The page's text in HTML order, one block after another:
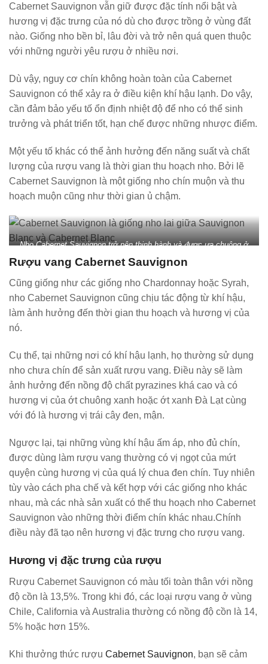
Cabernet Sauvignon vẫn giữ được đặc tính nổi bật và
hương vị đặc trưng của nó dù cho được trồng ở vùng đất
nào. Giống nho bền bỉ, lâu đời và trở nên quá quen thuộc
với những người yêu rượu ở nhiều nơi.
Dù vậy, nguy cơ chín không hoàn toàn của Cabernet
Sauvignon có thể xảy ra ở điều kiện khí hậu lạnh. Do vậy,
cần đảm bảo yếu tố ổn định nhiệt độ để nho có thể sinh
trưởng và phát triển tốt, hạn chế được những nhược điểm.
Một yếu tố khác có thể ảnh hưởng đến năng suất và chất
lượng của rượu vang là thời gian thu hoạch nho. Bởi lẽ
Cabernet Sauvignon là một giống nho chín muộn và thu
hoạch muộn cũng như thời gian ủ chậm.
Nho Cabernet Sauvignon trở nên thịnh hành và được ưa chuộng ở
nhiều quốc gia trên thế giới
Rượu vang Cabernet Sauvignon
Cũng giống như các giống nho Chardonnay hoặc Syrah,
nho Cabernet Sauvignon cũng chịu tác động từ khí hậu,
làm ảnh hưởng đến thời gian thu hoạch và hương vị của
nó.
Cụ thể, tại những nơi có khí hậu lạnh, họ thường sử dụng
nho chưa chín để sản xuất rượu vang. Điều này sẽ làm
ảnh hưởng đến nồng độ chất pyrazines khá cao và có
hương vị của ớt chuông xanh hoặc ớt xanh Đà Lạt cùng
với đó là hương vị trái cây đen, mận.
Ngược lại, tại những vùng khí hậu ấm áp, nho đủ chín,
được dùng làm rượu vang thường có vị ngọt của mứt
quyện cùng hương vị của quá lý chua đen chín. Tuy nhiên
tùy vào cách pha chế và kết hợp với các giống nho khác
nhau, mà các nhà sản xuất có thể thu hoạch nho Cabernet
Sauvignon vào những thời điểm chín khác nhau.Chính
điều này đã tạo nên hương vị đặc trưng cho rượu vang.
Hương vị đặc trưng của rượu
Rượu Cabernet Sauvignon có màu tối toàn thân với nồng
độ cồn là 13,5%. Trong khi đó, các loại rượu vang ở vùng
Chile, California và Australia thường có nồng độ cồn là 14,
5% hoặc hơn 15%.
Khi thưởng thức rượu Cabernet Sauvignon, bạn sẽ cảm